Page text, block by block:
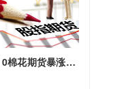
2010棉花期货暴涨原因(2010棉花期货暴涨原因是什么)